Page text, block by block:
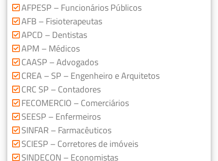
AFPESP – Funcionários Públicos
AFB – Fisioterapeutas
APCD – Dentistas
APM – Médicos
CAASP – Advogados
CREA – SP – Engenheiro e Arquitetos
CRC SP – Contadores
FECOMERCIO – Comerciários
SEESP – Enfermeiros
SINFAR – Farmacêuticos
SCIESP – Corretores de imóveis
SINDECON – Economistas